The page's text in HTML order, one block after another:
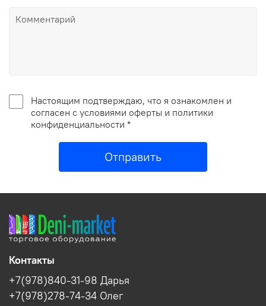
Настоящим подтверждаю, что я ознакомлен и
согласен с условиями оферты и политики
конфиденциальности *
Отправить
Контакты
+7(978)840-31-98 Дарья
+7(978)278-74-34 Олег